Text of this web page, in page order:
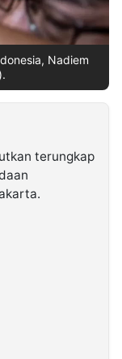
Nadiem
terungkap